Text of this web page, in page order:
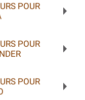
POUR
POUR
POUR